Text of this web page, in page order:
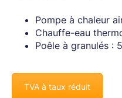
Pompe à chaleur
Chauffe-eau
Poêle à granulés :
TVA à taux réduit